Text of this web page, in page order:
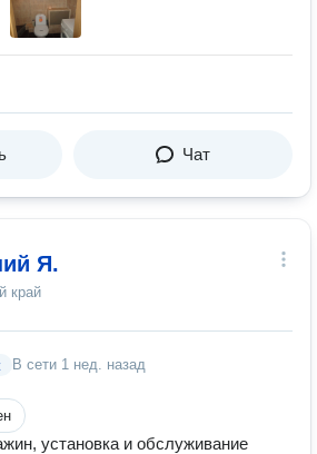
Чат
Я.
край
В сети 1 нед. назад
установка и обслуживание